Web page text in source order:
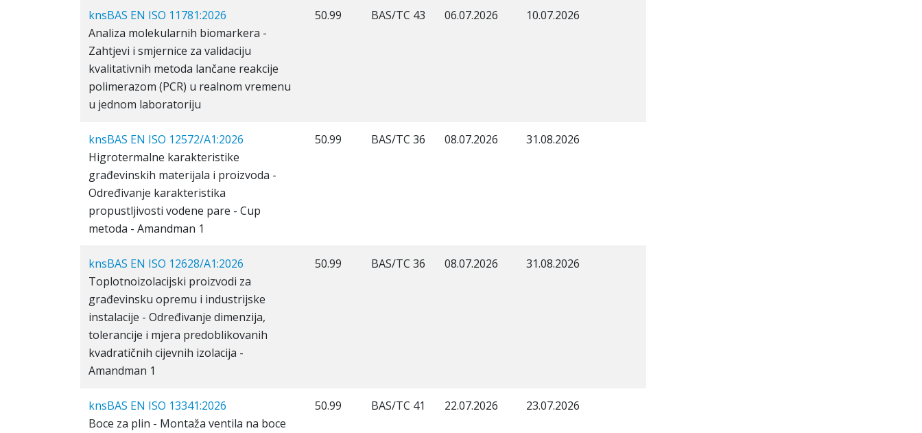
knsBAS EN ISO 11781:2026
Analiza molekularnih biomarkera -
Zahtjevi i smjernice za validaciju
kvalitativnih metoda lančane reakcije
polimerazom (PCR) u realnom vremenu
u jednom laboratoriju
50.99 BAS/TC 43 06.07.2026 10.07.2026
knsBAS EN ISO 12572/A1:2026
Higrotermalne karakteristike
građevinskih materijala i proizvoda -
Određivanje karakteristika
propustljivosti vodene pare - Cup
metoda - Amandman 1
50.99 BAS/TC 36 08.07.2026 31.08.2026
knsBAS EN ISO 12628/A1:2026
Toplotnoizolacijski proizvodi za
građevinsku opremu i industrijske
instalacije - Određivanje dimenzija,
tolerancije i mjera predoblikovanih
kvadratičnih cijevnih izolacija -
Amandman 1
50.99 BAS/TC 36 08.07.2026 31.08.2026
knsBAS EN ISO 13341:2026
Boce za plin - Montaža ventila na boce
50.99 BAS/TC 41 22.07.2026 23.07.2026